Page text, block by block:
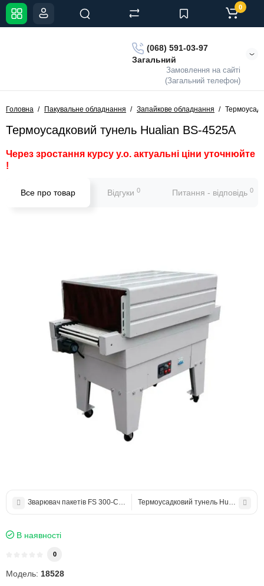
(068) 591-03-97
Загальний
Замовлення на сайті
(Загальний телефон)
0
Головна Пакувальне обладнання Запайкове обладнання
Термоусадковий тунель Hualian BS-4525A
Через зростання курсу у.о. актуальні ціни уточнюйте
!
Все про товар Відгуки 0 Питання - відповідь 0
Зварювач пакетів FS 300-C (Iron) з боковим ножем настільний
Термоусадковий тунель Hualian BS-
В наявності
0
Модель: 18528